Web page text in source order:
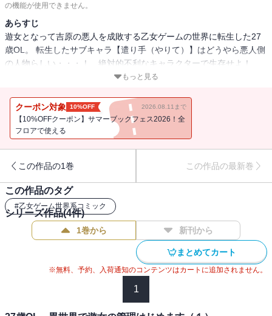
の機能が使用できません。
あらすじ
遊女となって吉原の悪人を成敗する乙女ゲームの世界に転生した27
歳OL。 転生したサブキャラ【遣り手（やりて）】はどうやら悪人側
の人物らしい・・・！ 絶対的不利なキャラクターで生存せよ！
崖っぷち異世界転生！ （著者名：山田肌襦袢/初出：GANMA!37～
もっと見る
クーポン対象 10%OFF 2026.08.11まで
【10%OFFクーポン】サマーブックフェス2026！全
フロアで使える
この作品の1巻 この作品の最新巻
この作品のタグ
#乙女ゲーム世界系コミック
シリーズ作品(4件)
1巻から 新刊から
まとめてカート
※無料、予約、入荷通知のコンテンツはカートに追加されません。
1